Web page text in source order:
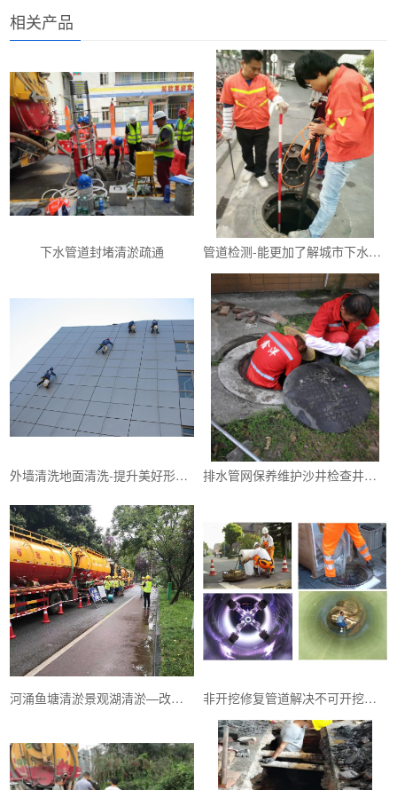
相关产品
下水管道封堵清淤疏通 管道检测-能更加了解城市下水管道的情况
外墙清洗地面清洗-提升美好形象保持优雅环境 排水管网保养维护沙井检查井清理—是预防城市积水内涝
河涌鱼塘清淤景观湖清淤—改善居民生活休闲的美好环境 非开挖修复管道解决不可开挖地方的管道排水问题